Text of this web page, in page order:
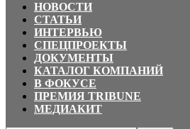
НОВОСТИ
СТАТЬИ
ИНТЕРВЬЮ
СПЕЦПРОЕКТЫ
ДОКУМЕНТЫ
КАТАЛОГ КОМПАНИЙ
В ФОКУСЕ
ПРЕМИЯ TRIBUNE
МЕДИАКИТ